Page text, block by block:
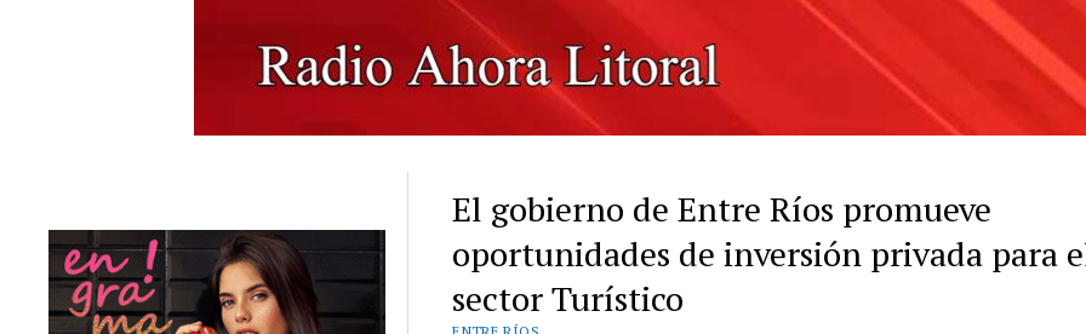
El gobierno de Entre Ríos promueve
oportunidades de inversión privada para
sector Turístico